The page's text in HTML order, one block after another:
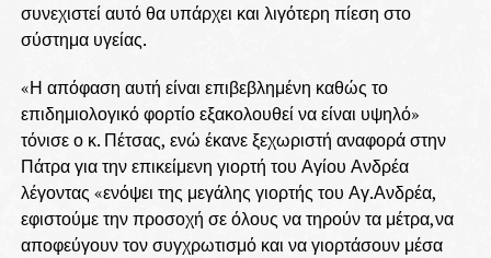
συνεχιστεί αυτό θα υπάρχει και λιγότερη πίεση στο
σύστημα υγείας.
«Η απόφαση αυτή είναι επιβεβλημένη καθώς το
επιδημιολογικό φορτίο εξακολουθεί να είναι υψηλό»
τόνισε ο κ. Πέτσας, ενώ έκανε ξεχωριστή αναφορά στην
Πάτρα για την επικείμενη γιορτή του Αγίου Ανδρέα
λέγοντας «ενόψει της μεγάλης γιορτής του Αγ.Ανδρέα,
εφιστούμε την προσοχή σε όλους να τηρούν τα μέτρα,να
αποφεύγουν τον συγχρωτισμό και να γιορτάσουν μέσα